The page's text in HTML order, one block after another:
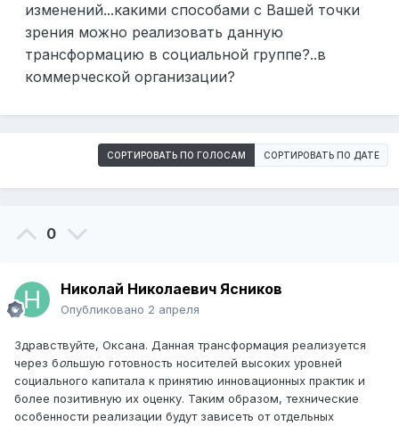
изменений...какими способами с Вашей точки
зрения можно реализовать данную
трансформацию в социальной группе?..в
коммерческой организации?
СОРТИРОВАТЬ ПО ГОЛОСАМ СОРТИРОВАТЬ ПО ДАТЕ
0
Николай Николаевич Ясников
Опубликовано 2 апреля
Здравствуйте, Оксана. Данная трансформация реализуется
через большую готовность носителей высоких уровней
социального капитала к принятию инновационных практик и
более позитивную их оценку. Таким образом, технические
особенности реализации будут зависеть от отдельных